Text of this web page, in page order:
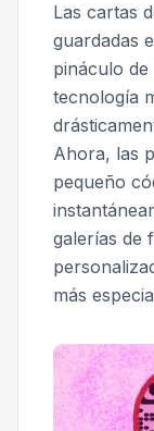
Las cartas
guardadas
pináculo
tecnología
Ahora, las
pequeño
galerías de
más